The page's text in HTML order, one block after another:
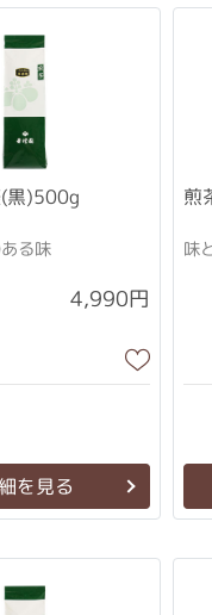
黒)500g
る味
4,990円
を見る
煎
味